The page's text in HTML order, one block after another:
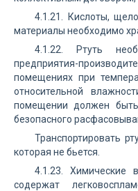
4.1.21. Кислоты,
материалы необходимо
4.1.22. Ртуть
предприятия-
помещениях при
относительной
помещении должен
безопасного
Транспортировать
которая не бьется.
4.1.23. Химические
содержат